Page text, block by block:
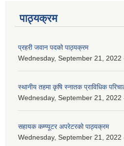
पाठ्यक्रम
प्रहरी जवान पदको पाठ्यक्रम
Wednesday, September 21, 2022
स्थानीय तहमा कृषि स्नातक प्राविधिक
Wednesday, September 21, 2022
सहायक कम्प्यूटर अपरेटरको पाठ्यक्रम
Wednesday, September 21, 2022